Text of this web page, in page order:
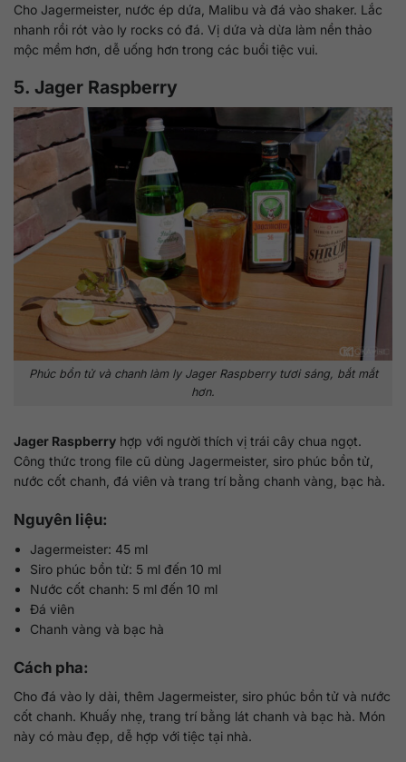
Cho Jagermeister, nước ép dứa, Malibu và đá vào shaker. Lắc
nhanh rồi rót vào ly rocks có đá. Vị dứa và dừa làm nền thảo
mộc mềm hơn, dễ uống hơn trong các buổi tiệc vui.
5. Jager Raspberry
Phúc bồn tử và chanh làm ly Jager Raspberry tươi sáng, bắt mắt
hơn.
Jager Raspberry hợp với người thích vị trái cây chua ngọt.
Công thức trong file cũ dùng Jagermeister, siro phúc bồn tử,
nước cốt chanh, đá viên và trang trí bằng chanh vàng, bạc hà.
Nguyên liệu:
Jagermeister: 45 ml
Siro phúc bồn tử: 5 ml đến 10 ml
Nước cốt chanh: 5 ml đến 10 ml
Đá viên
Chanh vàng và bạc hà
Cách pha:
Cho đá vào ly dài, thêm Jagermeister, siro phúc bồn tử và nước
cốt chanh. Khuấy nhẹ, trang trí bằng lát chanh và bạc hà. Món
này có màu đẹp, dễ hợp với tiệc tại nhà.